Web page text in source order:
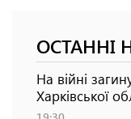
ОСТАННІ
На війні
Харківської